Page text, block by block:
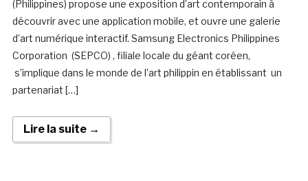
(Philippines) propose une exposition d’art contemporain à
découvrir avec une application mobile, et ouvre une galerie
d’art numérique interactif. Samsung Electronics Philippines
Corporation (SEPCO) , filiale locale du géant coréen,
s’implique dans le monde de l’art philippin en établissant un
partenariat […]
Lire la suite →